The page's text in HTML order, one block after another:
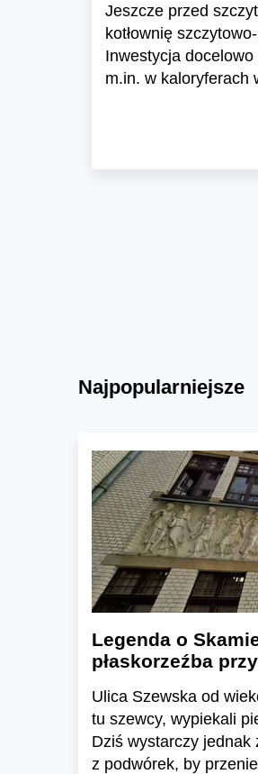
Jeszcze przed
kotłownię
Inwestycja
m.in. w kaloryferach
Najpopularniejsze
Legenda o
płaskorzeźba
Ulica Szewska od
tu szewcy, wypiekali
Dziś wystarczy jednak
z podwórek, by